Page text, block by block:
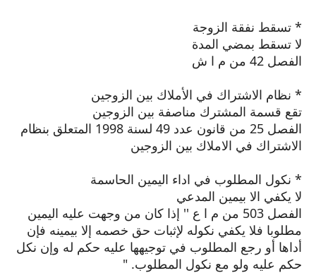
* تسقط نفقة الزوجة
لا تسقط بمضي المدة
الفصل 42 من م ا ش
* نظام الاشتراك في الأملاك بين الزوجين
تقع قسمة المشترك مناصفة بين الزوجين
الفصل 25 من قانون عدد 49 لسنة 1998 المتعلق بنظام
الاشتراك في الاملاك بين الزوجين
* نكول المطلوب في اداء اليمين الحاسمة
لا يكفي الا بيمين المدعي
الفصل 503 من م ا ع '' إذا كان من وجهت عليه اليمين
مطلوبا فلا يكفي نكوله لإثبات حق خصمه إلا بيمينه فإن
أداها أو رجع المطلوب في توجيهها عليه حكم له وإن نكل
حكم عليه ولو مع نكول المطلوب. "